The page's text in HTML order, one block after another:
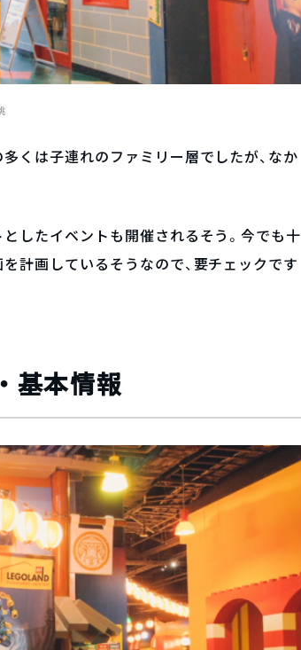
くは子連れのファミリー層でしたが、なか
したイベントも開催されるそう。今でも十
計画しているそうなので、要チェックです
基本情報